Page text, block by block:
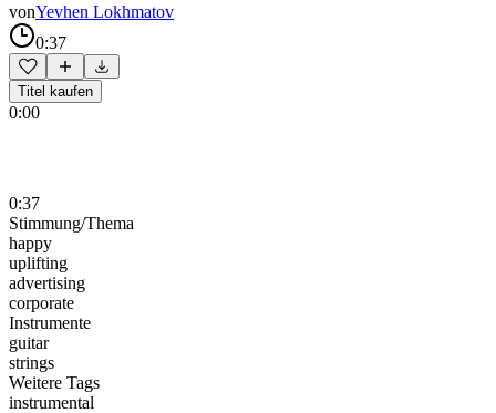
vonYevhen Lokhmatov
0:37
Titel kaufen
0:00
0:37
Stimmung/Thema
happy
uplifting
advertising
corporate
Instrumente
guitar
strings
Weitere Tags
instrumental